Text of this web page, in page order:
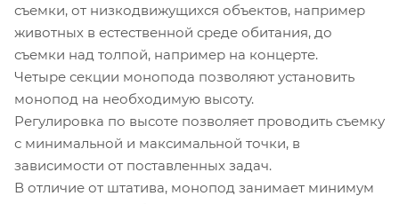
съемки, от низкодвижущихся объектов, например
животных в естественной среде обитания, до
съемки над толпой, например на концерте.
Четыре секции монопода позволяют установить
монопод на необходимую высоту.
Регулировка по высоте позволяет проводить съемку
с минимальной и максимальной точки, в
зависимости от поставленных задач.
В отличие от штатива, монопод занимает минимум